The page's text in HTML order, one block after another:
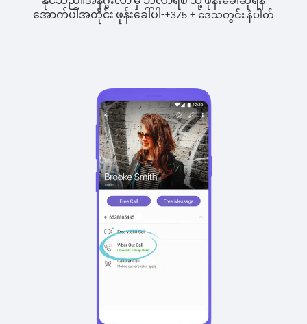
အောက်ပါအတိုင်း ဖုန်းခေါ်ပါ-+375 + ဒေသတွင်း နံပါတ်